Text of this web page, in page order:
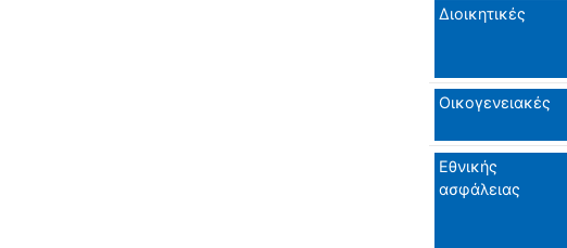
Διοικητικές
Οικογενειακές
Εθνικής
ασφάλειας